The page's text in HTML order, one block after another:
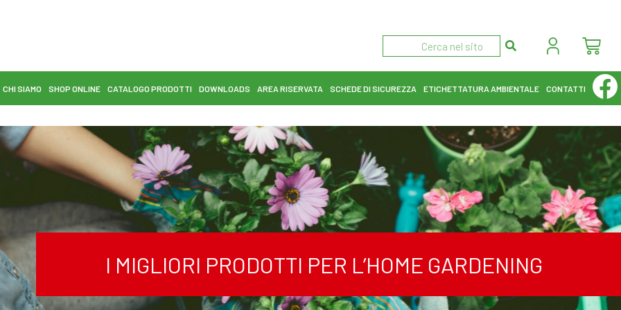
CHI SIAMO SHOP ONLINE CATALOGO PRODOTTI DOWNLOADS AREA RISERVATA SCHEDE DI SICUREZZA ETICHETTATURA AMBIENTALE CONTATTI
I MIGLIORI PRODOTTI PER L’HOME GARDENING